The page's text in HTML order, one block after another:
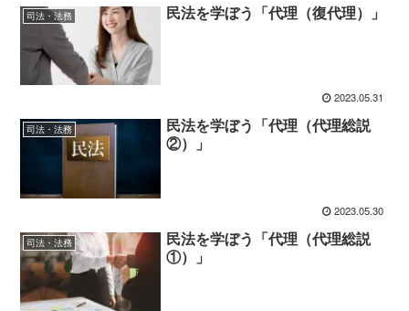
司法・法務 民法を学ぼう「代理（復代理）」
2023.05.31
司法・法務
民法を学ぼう「代理（代理総説
②）」
2023.05.30
司法・法務
民法を学ぼう「代理（代理総説
①）」